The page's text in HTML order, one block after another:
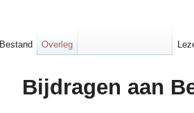
Bijdragen aan
Bestand Overleg